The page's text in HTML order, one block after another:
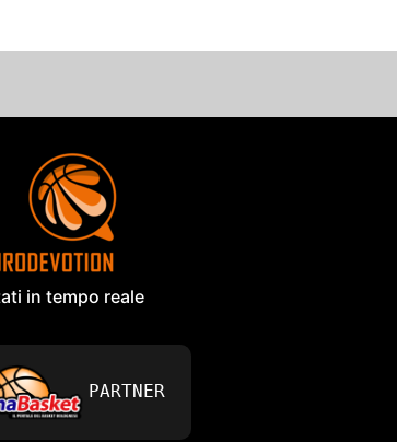
in tempo reale
PARTNER